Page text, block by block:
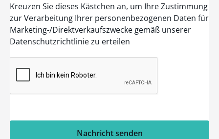
Kreuzen Sie dieses Kästchen an, um Ihre Zustimmung
zur Verarbeitung Ihrer personenbezogenen Daten für
Marketing-/Direktverkaufszwecke gemäß unserer
Datenschutzrichtlinie zu erteilen
Nachricht senden